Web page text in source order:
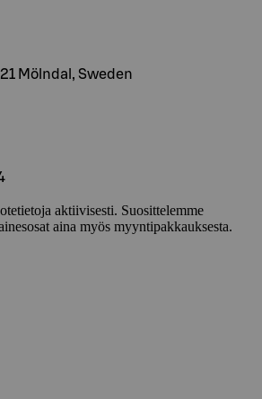
Mölndal, Sweden
aktiivisesti. Suosittelemme
aina myös myyntipakkauksesta.